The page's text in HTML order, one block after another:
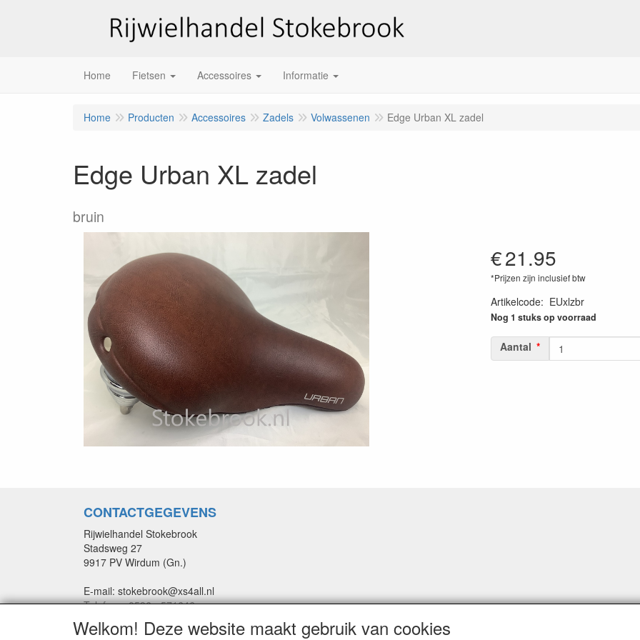
Home Fietsen Accessoires Informatie
Home Producten Accessoires Zadels Volwassenen Edge Urban XL zadel
Edge Urban XL zadel
bruin
€21.95
*Prijzen zijn inclusief btw
Artikelcode: EUxlzbr
Nog 1 stuks op voorraad
Aantal
CONTACTGEGEVENS
Rijwielhandel Stokebrook
Stadsweg 27
9917 PV Wirdum (Gn.)
E-mail: stokebrook@xs4all.nl
Telefoon: 0596 - 571646
Welkom! Deze website maakt gebruik van cookies